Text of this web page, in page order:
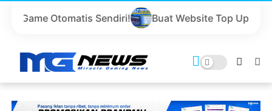
Otomatis Sendiri! Buat Website Top Up Game